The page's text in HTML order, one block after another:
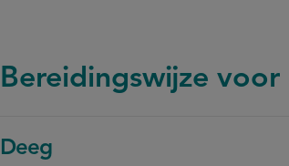
Bereidingswijze
Deeg